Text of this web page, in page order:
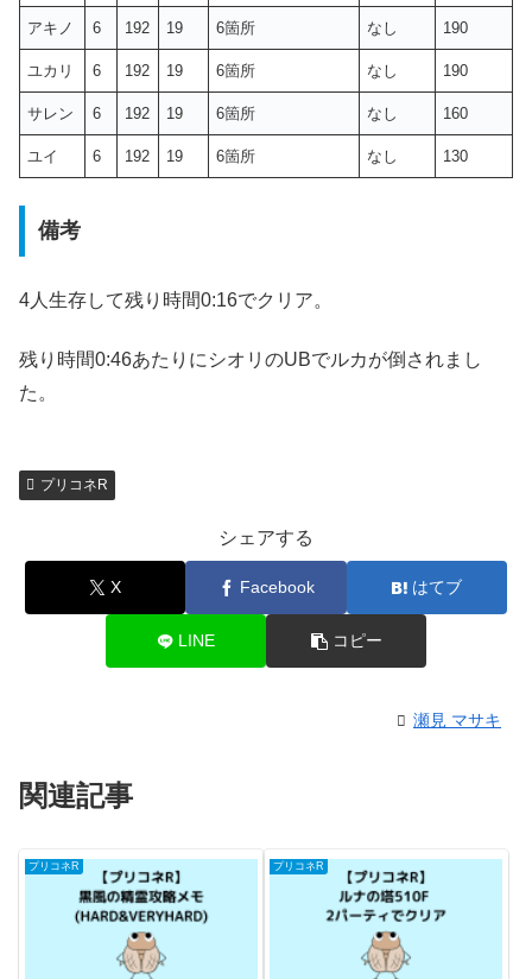
アキノ 6 192 19 6箇所 なし 190
ユカリ 6 192 19 6箇所 なし 190
サレン 6 192 19 6箇所 なし 160
ユイ 6 192 19 6箇所 なし 130
備考
4人生存して残り時間0:16でクリア。
残り時間0:46あたりにシオリのUBでルカが倒されまし
た。
プリコネR
シェアする
X Facebook はてブ
LINE コピー
瀬見 マサキ
関連記事
プリコネR プリコネR